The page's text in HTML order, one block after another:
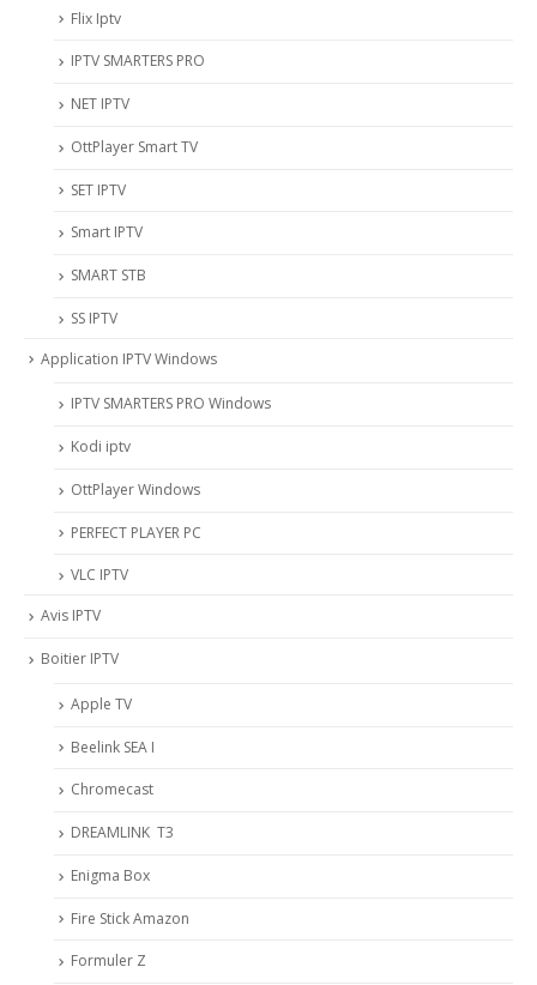
Flix Iptv
IPTV SMARTERS PRO
NET IPTV
OttPlayer Smart TV
SET IPTV
Smart IPTV
SMART STB
SS IPTV
Application IPTV Windows
IPTV SMARTERS PRO Windows
Kodi iptv
OttPlayer Windows
PERFECT PLAYER PC
VLC IPTV
Avis IPTV
Boitier IPTV
Apple TV
Beelink SEA I
Chromecast
DREAMLINK T3
Enigma Box
Fire Stick Amazon
Formuler Z